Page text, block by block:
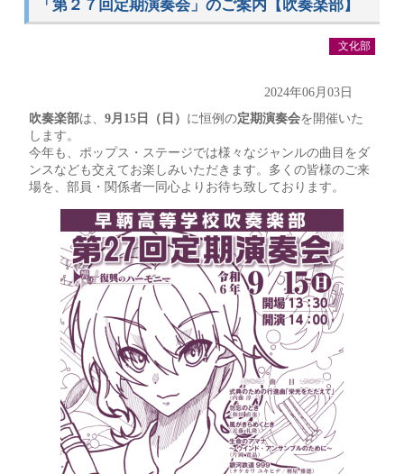
「第２７回定期演奏会」のご案内【吹奏楽部】
文化部
2024年06月03日
吹奏楽部は、9月15日（日） に恒例の定期演奏会を開催いた
します。
今年も、ポップス・ステージでは様々なジャンルの曲目をダ
ンスなども交えてお楽しみいただきます。多くの皆様のご来
場を、部員・関係者一同心よりお待ち致しております。